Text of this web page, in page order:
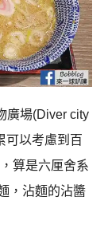
廣場(Diver city
可以考慮到百
算是六厘舍系
，沾麵的沾醬